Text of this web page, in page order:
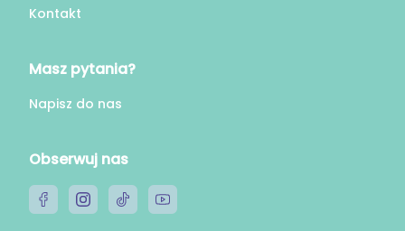
Kontakt
Masz pytania?
Napisz do nas
Obserwuj nas